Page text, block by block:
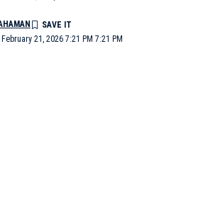
21, 2026 7:21 PM 7:21 PM